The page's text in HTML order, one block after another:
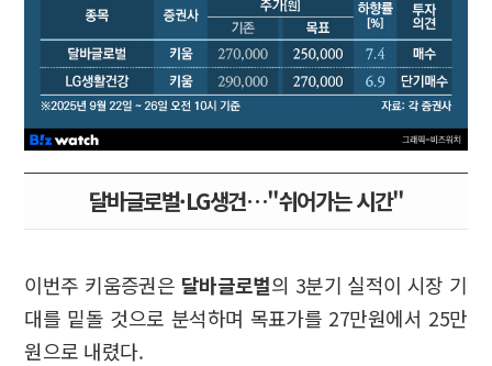
달바글로벌·LG생건…"쉬어가는 시간"
이번주 키움증권은 달바글로벌의 3분기 실적이 시장 기
대를 밑돌 것으로 분석하며 목표가를 27만원에서 25만
원으로 내렸다.